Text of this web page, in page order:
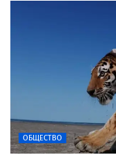
ОБЩЕСТВО